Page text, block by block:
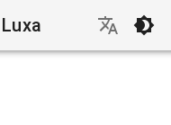
Luxa